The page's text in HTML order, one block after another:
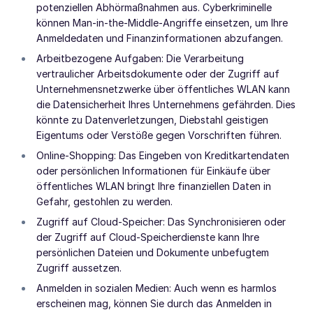
potenziellen Abhörmaßnahmen aus. Cyberkriminelle
können Man-in-the-Middle-Angriffe einsetzen, um Ihre
Anmeldedaten und Finanzinformationen abzufangen.
Arbeitbezogene Aufgaben: Die Verarbeitung
vertraulicher Arbeitsdokumente oder der Zugriff auf
Unternehmensnetzwerke über öffentliches WLAN kann
die Datensicherheit Ihres Unternehmens gefährden. Dies
könnte zu Datenverletzungen, Diebstahl geistigen
Eigentums oder Verstöße gegen Vorschriften führen.
Online-Shopping: Das Eingeben von Kreditkartendaten
oder persönlichen Informationen für Einkäufe über
öffentliches WLAN bringt Ihre finanziellen Daten in
Gefahr, gestohlen zu werden.
Zugriff auf Cloud-Speicher: Das Synchronisieren oder
der Zugriff auf Cloud-Speicherdienste kann Ihre
persönlichen Dateien und Dokumente unbefugtem
Zugriff aussetzen.
Anmelden in sozialen Medien: Auch wenn es harmlos
erscheinen mag, können Sie durch das Anmelden in